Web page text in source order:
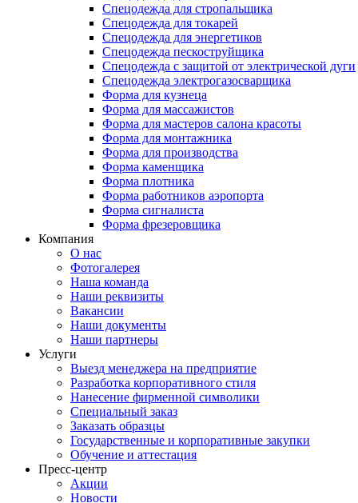
Спецодежда для стропальщика
Спецодежда для токарей
Спецодежда для энергетиков
Спецодежда пескоструйщика
Спецодежда с защитой от электрической дуги
Спецодежда электрогазосварщика
Форма для кузнеца
Форма для массажистов
Форма для мастеров салона красоты
Форма для монтажника
Форма для производства
Форма каменщика
Форма плотника
Форма работников аэропорта
Форма сигналиста
Форма фрезеровщика
Компания
О нас
Фотогалерея
Наша команда
Наши реквизиты
Вакансии
Наши документы
Наши партнеры
Услуги
Выезд менеджера на предприятие
Разработка корпоративного стиля
Нанесение фирменной символики
Специальный заказ
Заказать образцы
Государственные и корпоративные закупки
Обучение и аттестация
Пресс-центр
Акции
Новости